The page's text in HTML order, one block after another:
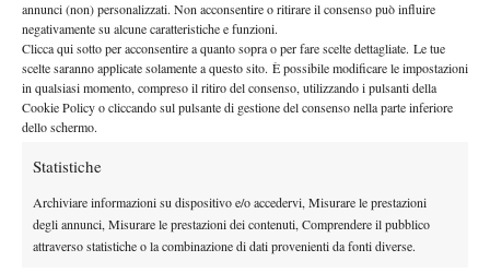
annunci (non) personalizzati. Non acconsentire o ritirare il consenso può influire
negativamente su alcune caratteristiche e funzioni.
Clicca qui sotto per acconsentire a quanto sopra o per fare scelte dettagliate. Le tue
scelte saranno applicate solamente a questo sito. È possibile modificare le impostazioni
in qualsiasi momento, compreso il ritiro del consenso, utilizzando i pulsanti della
Cookie Policy o cliccando sul pulsante di gestione del consenso nella parte inferiore
dello schermo.
Statistiche
Archiviare informazioni su dispositivo e/o accedervi, Misurare le prestazioni
degli annunci, Misurare le prestazioni dei contenuti, Comprendere il pubblico
attraverso statistiche o la combinazione di dati provenienti da fonti diverse.
quell’anno a Indian Wells in compagnia di Goran
Ivanisevic
AndreAgassie SergiBruguera.
Roger e Rafa
Anche aMiami 2000
si verificò questa particolare coincidenza.
LleytonHewitt
nei cinque teenager capaci di vincere almeno un match ad
Indian Wells 2006in compagnia di Richard Gasquet, Gael
Monfils, Murray e Korolev. Insomma, molti di quelli che sono